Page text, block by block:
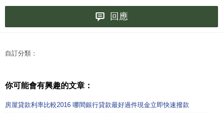
回應
自訂分類：
你可能會有興趣的文章：
房屋貸款利率比較2016 哪間銀行貸款最好過件現金立即快速撥款